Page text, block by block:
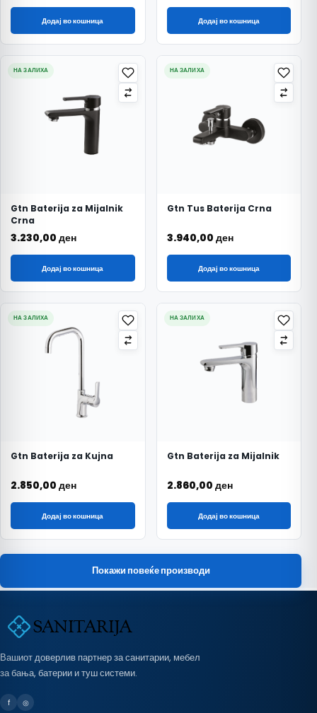
Додај во кошница Додај во кошница
НА ЗАЛИХА
Gtn Baterija za Mijalnik
Crna
3.230,00 ден
Додај во кошница
НА ЗАЛИХА
Gtn Tus Baterija Crna
3.940,00 ден
Додај во кошница
НА ЗАЛИХА
Gtn Baterija za Kujna
2.850,00 ден
Додај во кошница
НА ЗАЛИХА
Gtn Baterija za Mijalnik
2.860,00 ден
Додај во кошница
Покажи повеќе производи
Вашиот доверлив партнер за санитарии, мебел
за бања, батерии и туш системи.
f ◎